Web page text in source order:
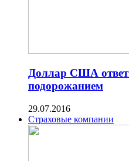
Доллар США
подорожанием
29.07.2016
Страховые компании